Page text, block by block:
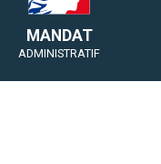
MANDAT
ADMINISTRATIF